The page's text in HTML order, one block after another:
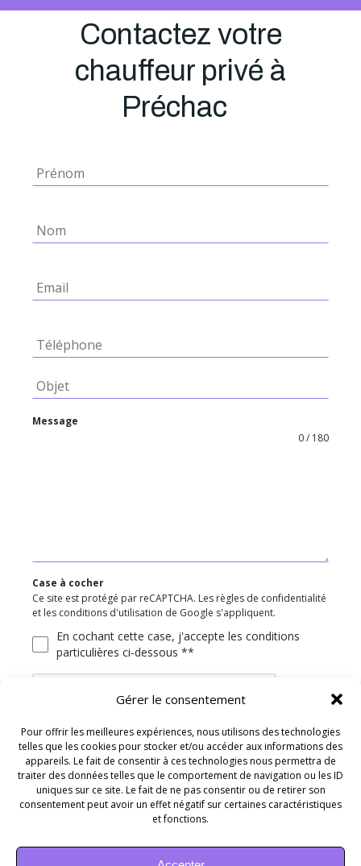
Gérer le consentement
Pour offrir les meilleures expériences, nous utilisons des technologies
telles que les cookies pour stocker et/ou accéder aux informations des
appareils. Le fait de consentir à ces technologies nous permettra de
traiter des données telles que le comportement de navigation ou les ID
uniques sur ce site. Le fait de ne pas consentir ou de retirer son
consentement peut avoir un effet négatif sur certaines caractéristiques
et fonctions.
Contactez votre
chauffeur privé à
Préchac
Message
0 / 180
Case à cocher
Ce site est protégé par reCAPTCHA. Les règles de confidentialité
et les conditions d'utilisation de Google s'appliquent.
En cochant cette case, j'accepte les conditions
particulières ci-dessous **
ENVOYER